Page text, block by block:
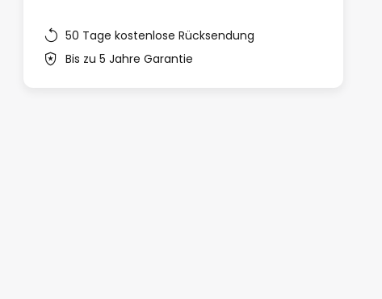
50 Tage kostenlose Rücksendung
Bis zu 5 Jahre Garantie